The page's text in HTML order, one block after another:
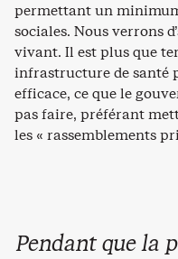
permettant un
sociales. Nous verrons
vivant. Il est plus que
infrastructure de santé
efficace, ce que le
pas faire, préférant
les « rassemblements
Pendant que la